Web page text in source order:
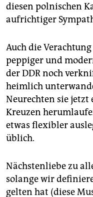
diesen polnischen
aufrichtiger
Auch die
peppiger und
der DDR noch
heimlich
Neurechten sie
Kreuzen
etwas flexibler
üblich.
Nächstenliebe zu
solange wir
gelten hat (diese